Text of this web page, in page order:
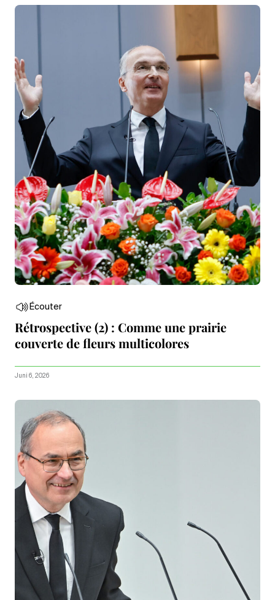
Écouter
Rétrospective (2) : Comme une prairie
couverte de fleurs multicolores
Juni 6, 2026